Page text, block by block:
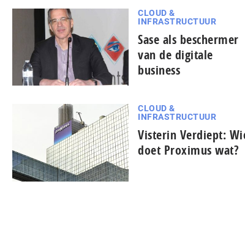
CLOUD &
INFRASTRUCTUUR
Sase als beschermer
van de digitale
business
CLOUD &
INFRASTRUCTUUR
Visterin Verdiept:
doet Proximus wat?